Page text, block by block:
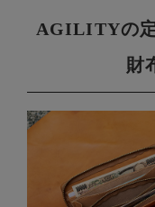
AGILITYの
財